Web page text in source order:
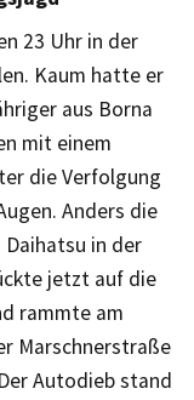
23 Uhr in der
Kaum hatte er
aus Borna
mit einem
die Verfolgung
Anders die
in der
jetzt auf die
rammte am
Marschnerstraße
Autodieb stand